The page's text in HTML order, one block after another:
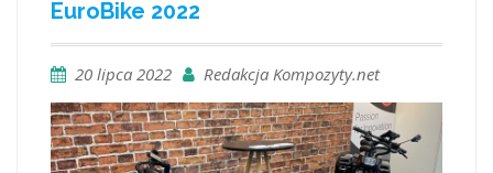
EuroBike 2022
20 lipca 2022 Redakcja Kompozyty.net